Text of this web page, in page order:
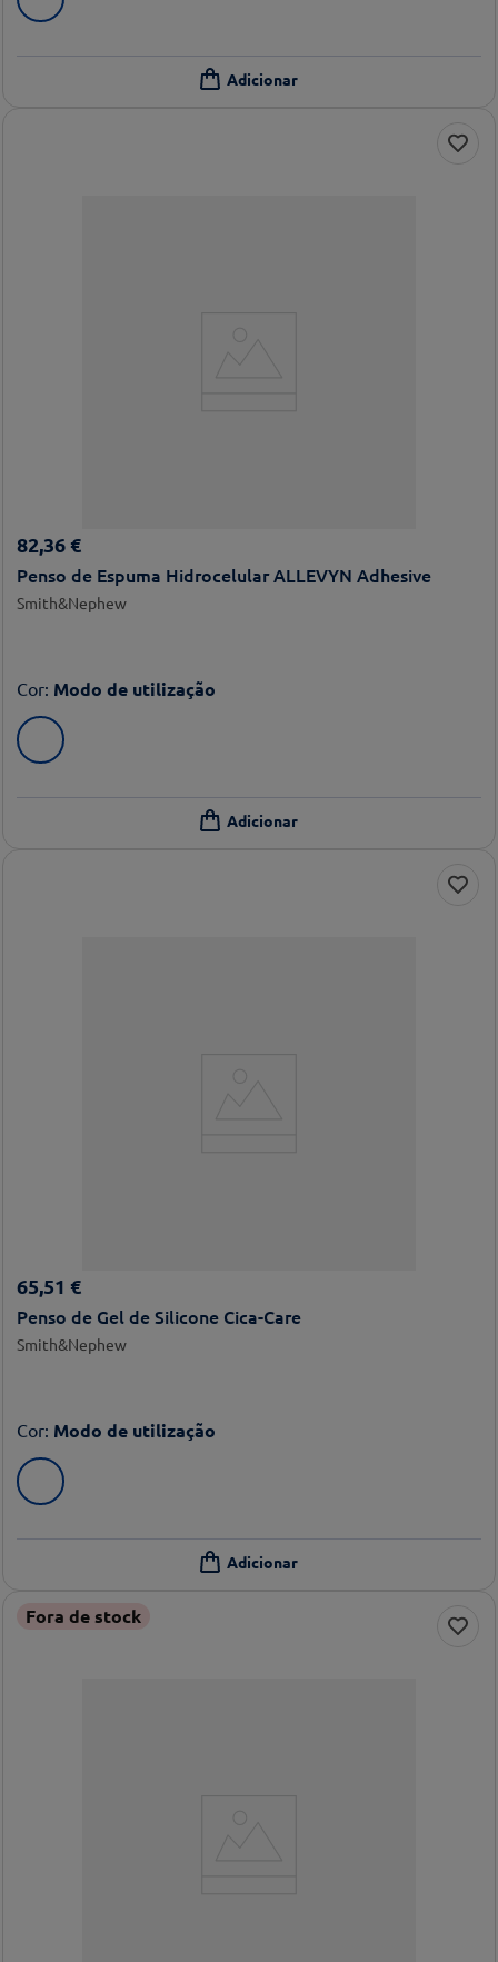
82,36 €
Penso de Espuma Hidrocelular ALLEVYN Adhesive
Smith&Nephew
Cor: Modo de utilização
65,51 €
Penso de Gel de Silicone Cica-Care
Smith&Nephew
Cor: Modo de utilização
Fora de stock